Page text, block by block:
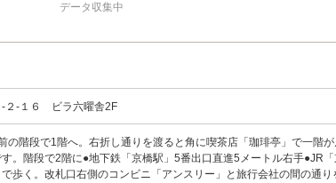
データ収集中
-２-１６ ビラ六曜舎2F
の階段で1階へ。右折し通りを渡ると角に喫茶店「珈琲亭」で一階
。階段で2階に●地下鉄「京橋駅」5番出口直進5メートル右手●JR「
歩く。改札口右側のコンビニ「アンスリー」と旅行会社の間の通り